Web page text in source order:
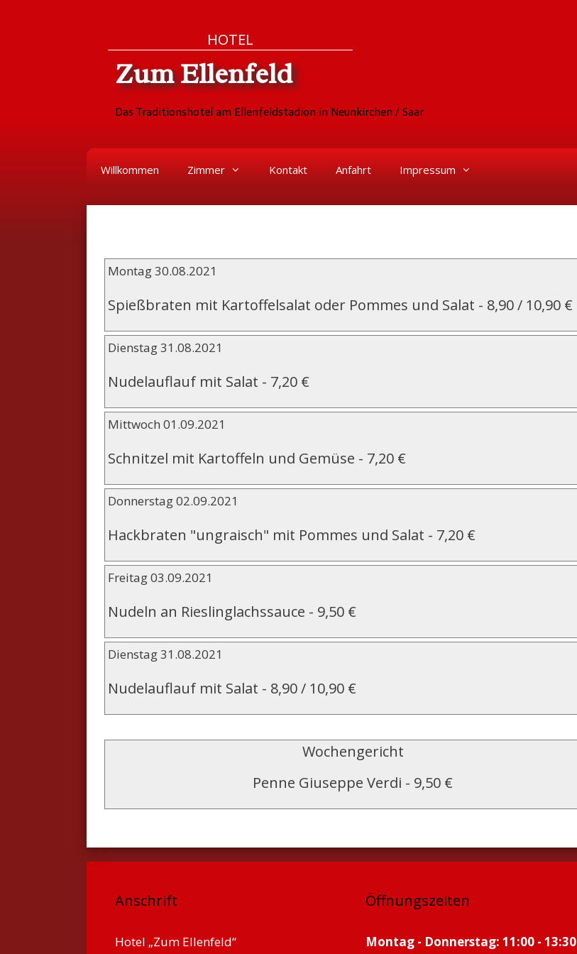
HOTEL
Zum Ellenfeld
Das Traditionshotel am Ellenfeldstadion in Neunkirchen / Saar
Willkommen Zimmer Kontakt Anfahrt Impressum
Montag 30.08.2021
Spießbraten mit Kartoffelsalat oder Pommes und Salat - 8,90 / 10,90 €
Dienstag 31.08.2021
Nudelauflauf mit Salat - 7,20 €
Mittwoch 01.09.2021
Schnitzel mit Kartoffeln und Gemüse - 7,20 €
Donnerstag 02.09.2021
Hackbraten "ungraisch" mit Pommes und Salat - 7,20 €
Freitag 03.09.2021
Nudeln an Rieslinglachssauce - 9,50 €
Dienstag 31.08.2021
Nudelauflauf mit Salat - 8,90 / 10,90 €
Wochengericht
Penne Giuseppe Verdi - 9,50 €
Anschrift
Hotel „Zum Ellenfeld“
Öffnungszeiten
Montag - Donnerstag: 11:00 - 13:30